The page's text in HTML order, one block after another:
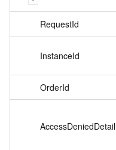
RequestId
InstanceId
OrderId
AccessDeniedDetail